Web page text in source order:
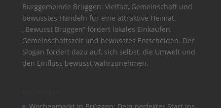
Burggemeinde Brüggen: Vielfalt, Gemeinschaft und
bewusstes Handeln für eine attraktive Heimat.
„Bewusst Brüggen“ fördert lokales Einkaufen,
Gemeinschaftszeit und bewusstes Entscheiden. Der
Slogan fordert dazu auf, sich selbst, die Umwelt und
den Einfluss bewusst wahrzunehmen.